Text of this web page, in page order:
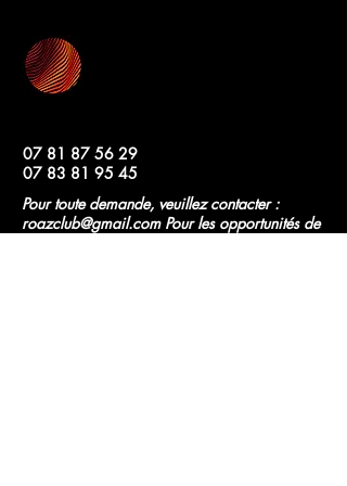
07 81 87 56 29
07 83 81 95 45
Pour toute demande, veuillez contacter :
roazclub@gmail.comPour les opportunités de